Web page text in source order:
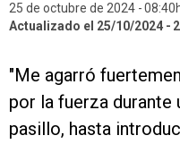
25 de octubre de 2024
Actualizado el 25/10/2024
"Me agarró
por la fuerza durante
pasillo, hasta